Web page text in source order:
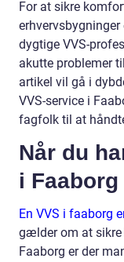
For at sikre
dygtige VVS-
akutte problemer
artikel vil gå i
VVS-service i
fagfolk til at
Når du
i Faaborg
En VVS i faaborg
gælder om at sikre
Faaborg er der